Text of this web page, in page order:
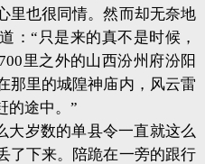
里也很同情。然而却无奈地
：“只是来的真不是时候，
里之外的山西汾州府汾阳
那里的城隍神庙内，风云雷
的途中。”
大岁数的单县令一直就这么
下来。 陪跪在一旁的跟行